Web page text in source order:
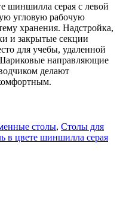
шиншилла серая с левой
угловую рабочую
хранения. Надстройка,
и закрытые секции
для учебы, удаленной
направляющие
делают
столы, Столы для
в цвете шиншилла серая